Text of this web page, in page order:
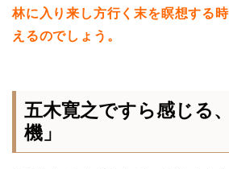
林に入り来し方行く末を瞑想する
えるのでしょう。
五木寛之ですら感じる
機」